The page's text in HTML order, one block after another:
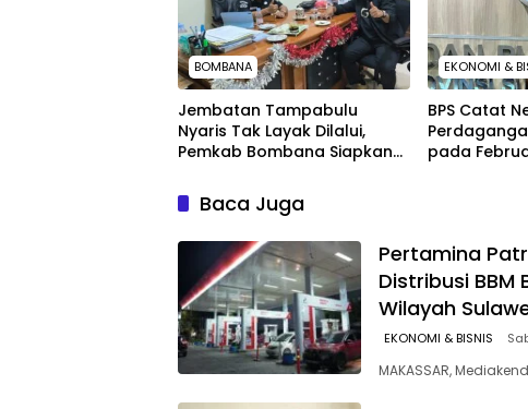
BOMBANA
Jembatan Tampabulu
Nyaris Tak Layak Dilalui,
Pemkab Bombana Siapkan
EKONOMI &
BPS Catat
pada
Baca Juga
Pertamina
Distribusi BBM
Wilayah
EKONOMI & BISNIS
MAKASSAR,